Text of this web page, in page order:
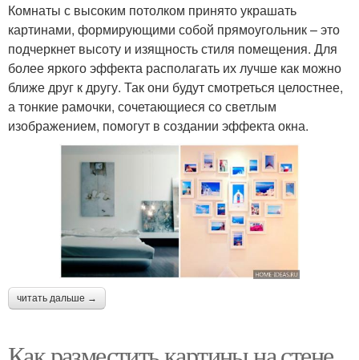
Комнаты с высоким потолком принято украшать
картинами, формирующими собой прямоугольник – это
подчеркнет высоту и изящность стиля помещения. Для
более яркого эффекта располагать их лучше как можно
ближе друг к другу. Так они будут смотреться целостнее,
а тонкие рамочки, сочетающиеся со светлым
изображением, помогут в создании эффекта окна.
читать дальше →